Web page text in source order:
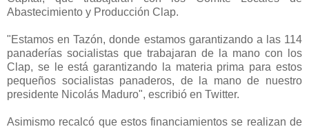
Abastecimiento y Producción Clap.
"Estamos en Tazón, donde estamos garantizando a las 114
panaderías socialistas que trabajaran de la mano con los
Clap, se le está garantizando la materia prima para estos
pequeños socialistas panaderos, de la mano de nuestro
presidente Nicolás Maduro", escribió en Twitter.
Asimismo recalcó que estos financiamientos se realizan de